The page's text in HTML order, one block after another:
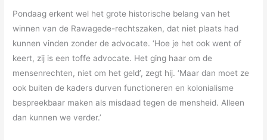
Pondaag erkent wel het grote historische belang van het
winnen van de Rawagede-rechtszaken, dat niet plaats had
kunnen vinden zonder de advocate. ‘Hoe je het ook went of
keert, zij is een toffe advocate. Het ging haar om de
mensenrechten, niet om het geld’, zegt hij. ‘Maar dan moet ze
ook buiten de kaders durven functioneren en kolonialisme
bespreekbaar maken als misdaad tegen de mensheid. Alleen
dan kunnen we verder.’